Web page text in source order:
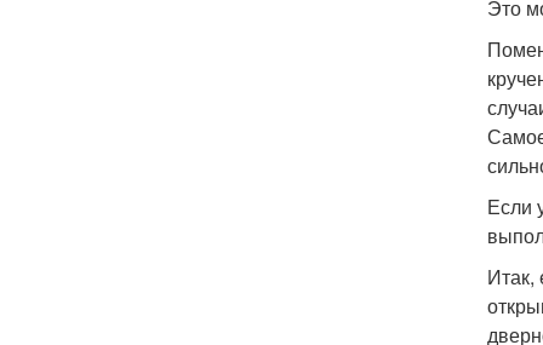
Это
Если
Итак,